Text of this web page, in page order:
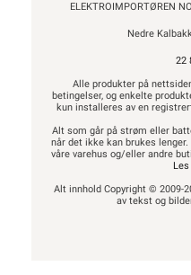
ELEKTROIMPORTØREN
Nedre
22
Alle produkter på
betingelser, og enkelte
kun installeres av en
Alt som går på strøm eller
når det ikke kan brukes
våre varehus og/eller andre
Alt innhold Copyright © 2009-
av tekst og